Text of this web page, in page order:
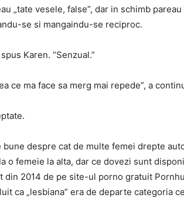
„tate vesele, false”, dar in schimb
se si mangaindu-se reciproc.
Karen. “Senzual.”
ce ma face sa merg mai repede”, a
bune despre cat de multe femei drepte
o femeie la alta, dar ce dovezi sunt
din 2014 de pe site-ul porno gratuit
ca „lesbiana” era de departe categoria